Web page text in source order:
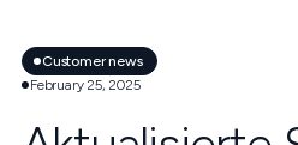
Customer news
February 25, 2025